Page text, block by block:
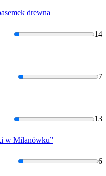
drewna
14
7
13
w Milanówku”
6